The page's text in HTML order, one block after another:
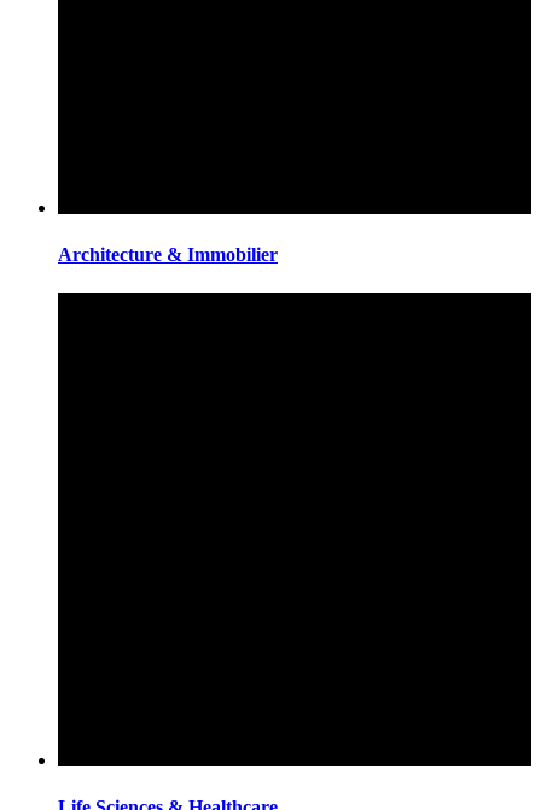
Architecture & Immobilier